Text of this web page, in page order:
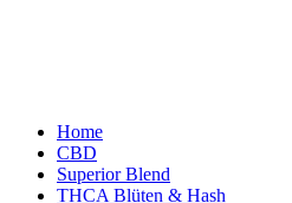
Home
CBD
Superior Blend
THCA Blüten & Hash